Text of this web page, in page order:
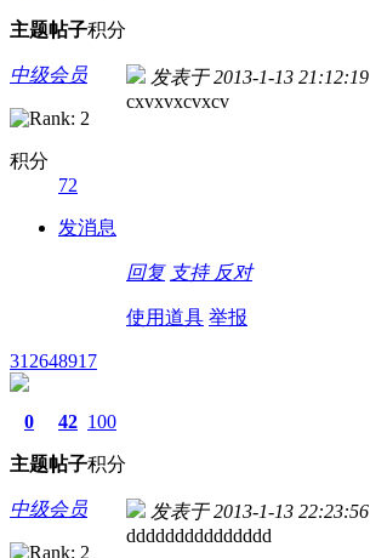
主题帖子积分
中级会员
积分
72
发消息
发表于 2013-1-13 21:12:19
cxvxvxcvxcv
回复 支持 反对
使用道具 举报
312648917
0
主题
42
帖子
100
积分
中级会员 发表于 2013-1-13 22:23:56
ddddddddddddddd